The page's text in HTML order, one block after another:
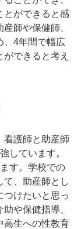
とができると感
師や保健師、
、4年間で幅広
できると考え
看護師と助産師
しています。
す。学校での
て、助産師とし
つけたいと思っ
や保健指導、
高生への性教育